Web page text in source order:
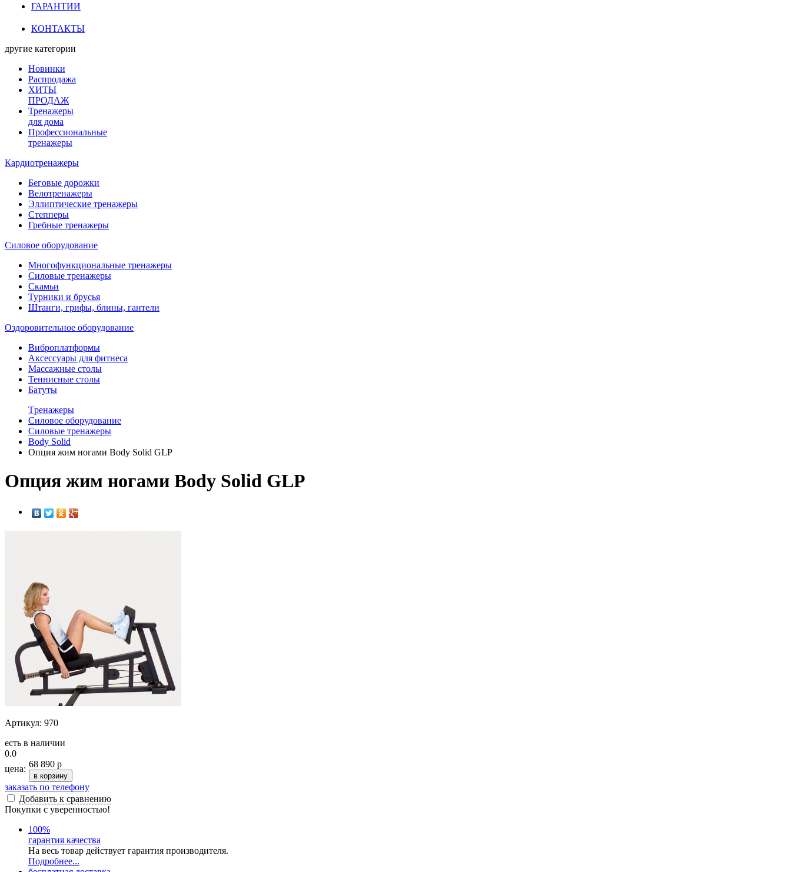
ГАРАНТИИ
КОНТАКТЫ
другие категории
Новинки
Распродажа
ХИТЫ
ПРОДАЖ
Тренажеры
для дома
Профессиональные
тренажеры
Кардиотренажеры
Беговые дорожки
Велотренажеры
Эллиптические тренажеры
Степперы
Гребные тренажеры
Силовое оборудование
Многофункциональные тренажеры
Силовые тренажеры
Скамьи
Турники и брусья
Штанги, грифы, блины, гантели
Оздоровительное оборудование
Виброплатформы
Аксессуары для фитнеса
Массажные столы
Теннисные столы
Батуты
Tренажеры
Силовое оборудование
Силовые тренажеры
Body Solid
Опция жим ногами Body Solid GLP
Опция жим ногами Body Solid GLP
Артикул: 970
есть в наличии
0.0
цена: 68 890 р
в корзину
заказать по телефону
Добавить к сравнению
Покупки с уверенностью!
100%
гарантия качества
На весь товар действует гарантия производителя.
Подробнее...